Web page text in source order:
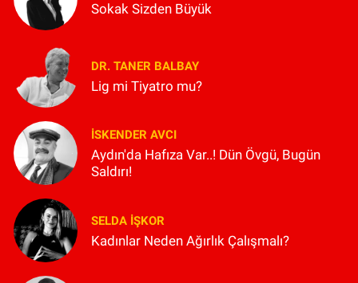
Sokak Sizden Büyük
DR. TANER BALBAY
Lig mi Tiyatro mu?
İSKENDER AVCI
Aydın'da Hafıza Var..! Dün Övgü, Bugün
Saldırı!
SELDA İŞKOR
Kadınlar Neden Ağırlık Çalışmalı?